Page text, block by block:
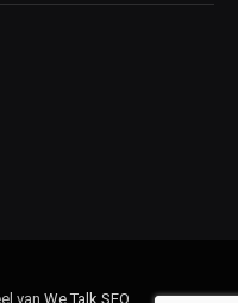
van We Talk SEO